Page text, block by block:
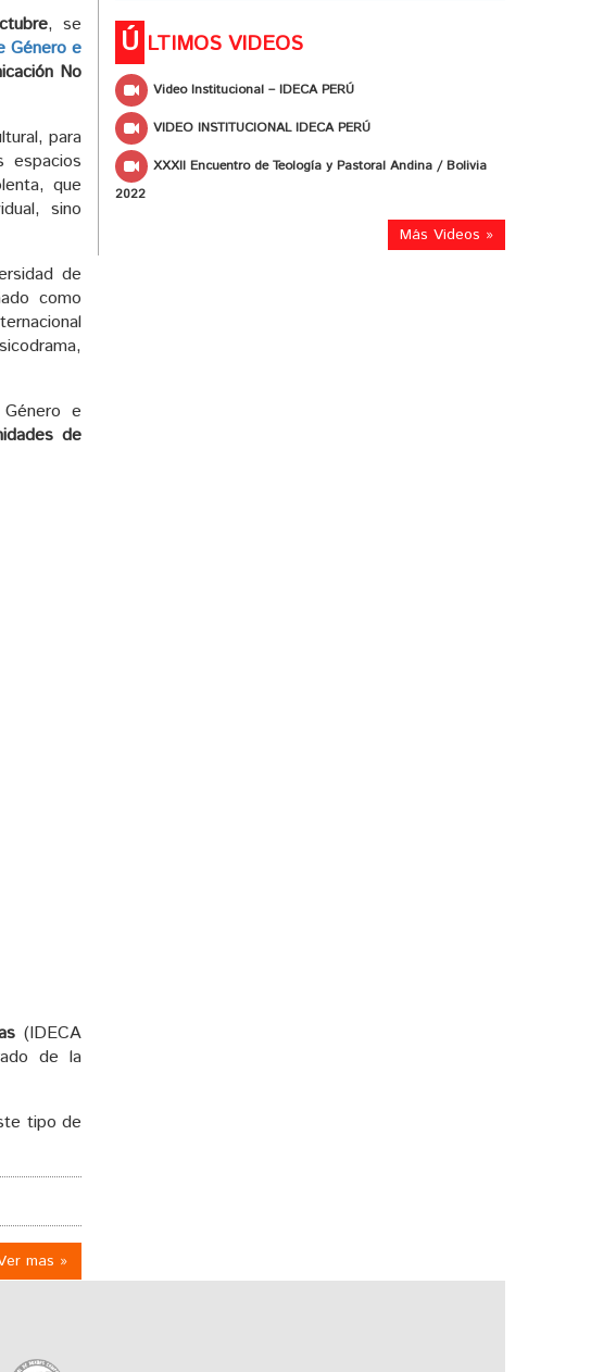
, se
Género e
No
para
espacios
que
sino
de
como
e
de
(IDECA
de la
tipo de
mas »
Ú LTIMOS VIDEOS
Video Institucional – IDECA PERÚ
VIDEO INSTITUCIONAL IDECA PERÚ
XXXII Encuentro de Teología y Pastoral Andina / Bolivia
2022
Más Videos »